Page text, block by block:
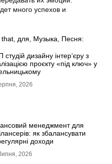
много успехов и
that, для, Музыка, Песня:
студій дизайну інтер’єру з
проєкту «під ключ» у
2026
менеджмент для
як збалансувати
доходи
2026